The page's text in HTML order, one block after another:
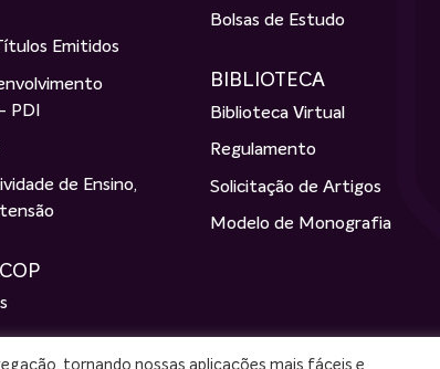
Emitidos
PDI
de Ensino,
Bolsas de Estudo
BIBLIOTECA
Biblioteca Virtual
Regulamento
Solicitação de Artigos
Modelo de Monografia
tornando nossas aplicações mais fáceis e